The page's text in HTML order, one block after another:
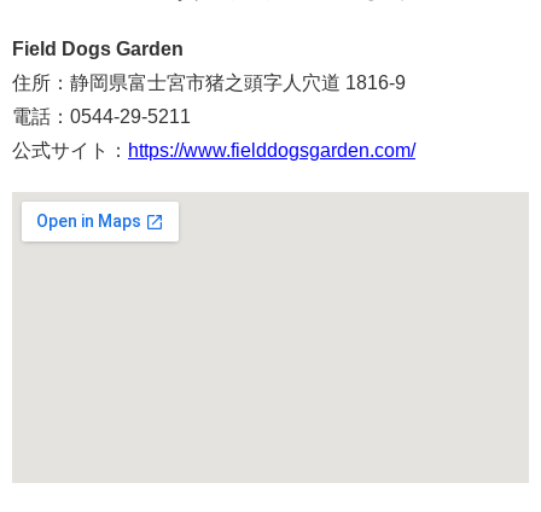
Field Dogs Garden
住所：静岡県富士宮市猪之頭字人穴道 1816-9
電話：0544-29-5211
公式サイト： https://www.fielddogsgarden.com/